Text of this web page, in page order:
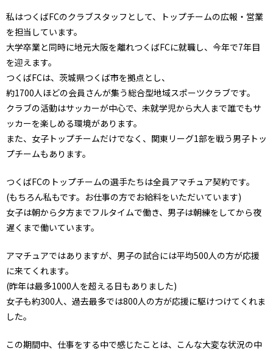
私はつくばFCのクラブスタッフとして、トップチームの広報・営業
を担当しています。
大学卒業と同時に地元大阪を離れつくばFCに就職し、今年で7年目
を迎えます。
つくばFCは、茨城県つくば市を拠点とし、
約1700人ほどの会員さんが集う総合型地域スポーツクラブです。
クラブの活動はサッカーが中心で、未就学児から大人まで誰でもサ
ッカーを楽しめる環境があります。
また、女子トップチームだけでなく、関東リーグ1部を戦う男子トッ
プチームもあります。
つくばFCのトップチームの選手たちは全員アマチュア契約です。
(もちろん私もです。お仕事の方でお給料をいただいています)
女子は朝から夕方までフルタイムで働き、男子は朝練をしてから夜
遅くまで働いています。
アマチュアではありますが、男子の試合には平均500人の方が応援
に来てくれます。
(昨年は最多1000人を超える日もありました)
女子も約300人、過去最多では800人の方が応援に駆けつけてくれま
した。
この期間中、仕事をする中で感じたことは、こんな大変な状況の中